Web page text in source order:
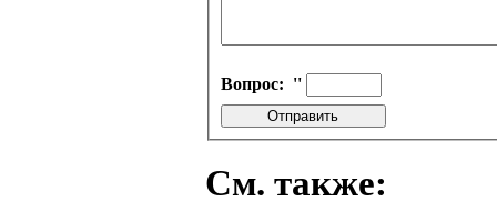
Вопрос: ''
См. также: